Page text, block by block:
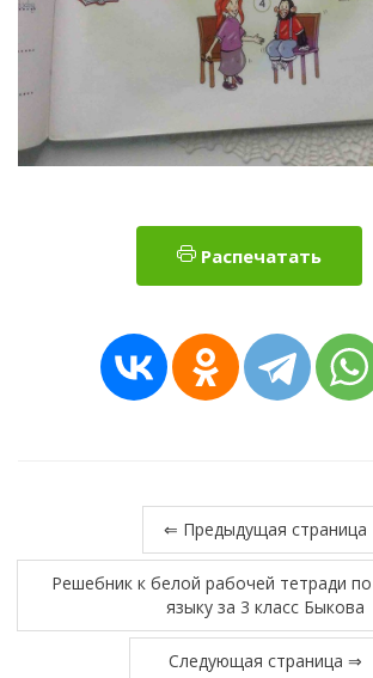
Распечатать
⇐ Предыдущая страница
Решебник к белой рабочей тетради
языку за 3 класс Быкова
Следующая страница ⇒